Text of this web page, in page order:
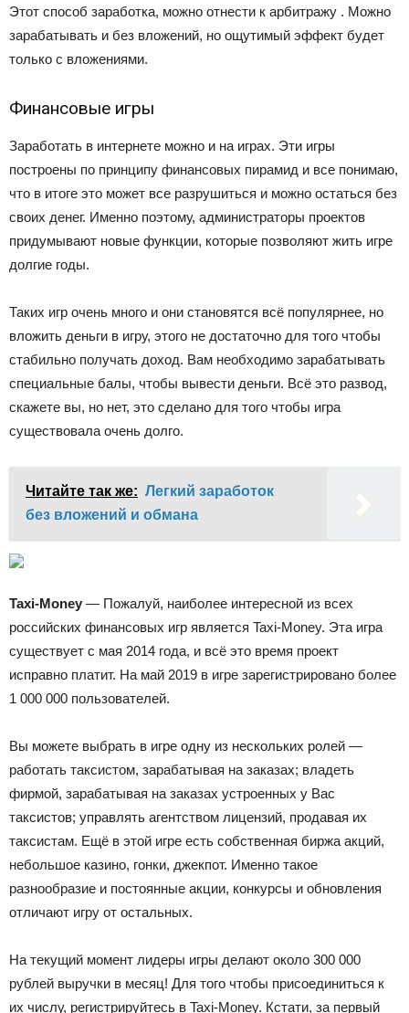
Этот способ заработка, можно отнести к арбитражу . Можно
зарабатывать и без вложений, но ощутимый эффект будет
только с вложениями.
Финансовые игры
Заработать в интернете можно и на играх. Эти игры
построены по принципу финансовых пирамид и все понимаю,
что в итоге это может все разрушиться и можно остаться без
своих денег. Именно поэтому, администраторы проектов
придумывают новые функции, которые позволяют жить игре
долгие годы.
Таких игр очень много и они становятся всё популярнее, но
вложить деньги в игру, этого не достаточно для того чтобы
стабильно получать доход. Вам необходимо зарабатывать
специальные балы, чтобы вывести деньги. Всё это развод,
скажете вы, но нет, это сделано для того чтобы игра
существовала очень долго.
Читайте так же: Легкий заработок
без вложений и обмана
Taxi-Money — Пожалуй, наиболее интересной из всех
российских финансовых игр является Taxi-Money. Эта игра
существует с мая 2014 года, и всё это время проект
исправно платит. На май 2019 в игре зарегистрировано более
1 000 000 пользователей.
Вы можете выбрать в игре одну из нескольких ролей —
работать таксистом, зарабатывая на заказах; владеть
фирмой, зарабатывая на заказах устроенных у Вас
таксистов; управлять агентством лицензий, продавая их
таксистам. Ещё в этой игре есть собственная биржа акций,
небольшое казино, гонки, джекпот. Именно такое
разнообразие и постоянные акции, конкурсы и обновления
отличают игру от остальных.
На текущий момент лидеры игры делают около 300 000
рублей выручки в месяц! Для того чтобы присоединиться к
их числу, регистрируйтесь в Taxi-Money. Кстати, за первый